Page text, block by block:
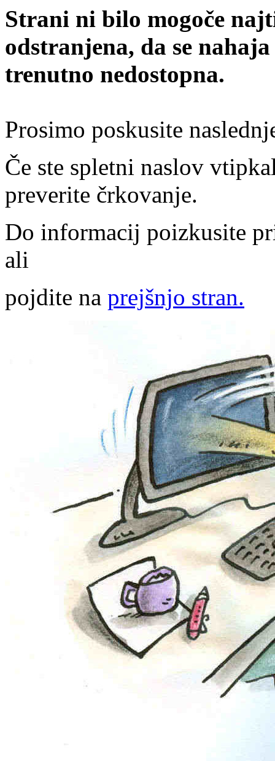
Strani ni bilo mogoče
odstranjena, da se
trenutno nedostopna.
Prosimo poskusite
Če ste spletni naslov
preverite črkovanje.
Do informacij poizkusite
ali
pojdite na prejšnjo stran.